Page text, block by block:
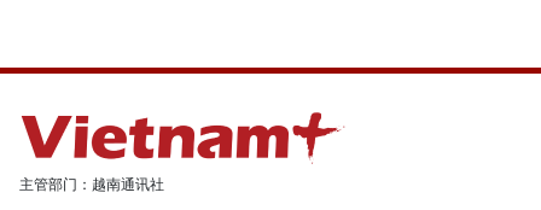
主管部门：越南通讯社